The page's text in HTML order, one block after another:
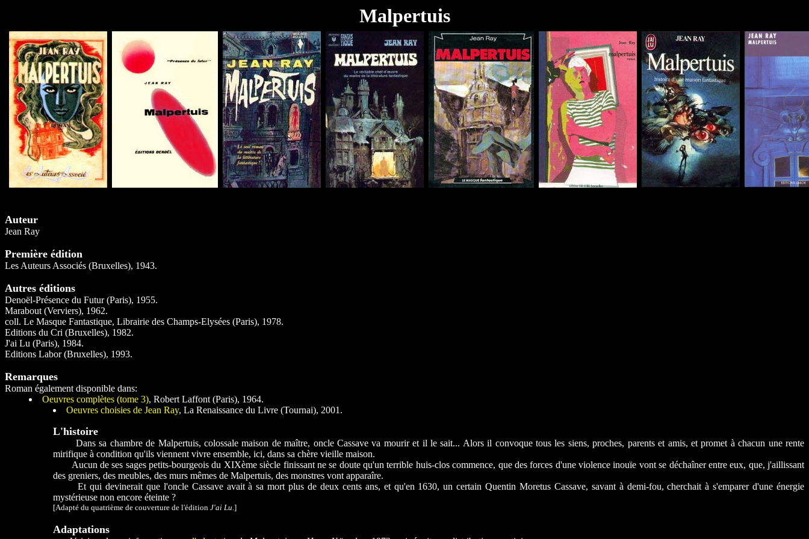
Malpertuis
Auteur
Jean Ray
Première édition
Les Auteurs Associés (Bruxelles), 1943.
Autres éditions
Denoël-Présence du Futur (Paris), 1955.
Marabout (Verviers), 1962.
coll. Le Masque Fantastique, Librairie des Champs-Elysées (Paris), 1978.
Editions du Cri (Bruxelles), 1982.
J'ai Lu (Paris), 1984.
Editions Labor (Bruxelles), 1993.
Remarques
Roman également disponible dans:
Oeuvres complètes (tome 3), Robert Laffont (Paris), 1964.
Oeuvres choisies de Jean Ray, La Renaissance du Livre (Tournai), 2001.
L'histoire
Dans sa chambre de Malpertuis, colossale maison de maître, oncle Cassave va mourir et il le sait... Alors il convoque tous les siens, proches, parents et amis, et promet à chacun une rente
mirifique à condition qu'ils viennent vivre ensemble, ici, dans sa chère vieille maison.
Aucun de ses sages petits-bourgeois du XIXème siècle finissant ne se doute qu'un terrible huis-clos commence, que des forces d'une violence inouïe vont se déchaîner entre eux, que, j'aillissant
des greniers, des meubles, des murs mêmes de Malpertuis, des monstres vont apparaîre.
Et qui devinerait que l'oncle Cassave avait à sa mort plus de deux cents ans, et qu'en 1630, un certain Quentin Moretus Cassave, savant à demi-fou, cherchait à s'emparer d'une énergie
mystérieuse non encore éteinte ?
[Adapté du quatrième de couverture de l'édition J'ai Lu.]
Adaptations